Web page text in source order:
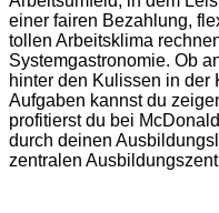
einer fairen Bezahlung,
tollen Arbeitsklima
Systemgastronomie. Ob
hinter den Kulissen in der
Aufgaben kannst du
profitierst du bei
durch deinen
zentralen